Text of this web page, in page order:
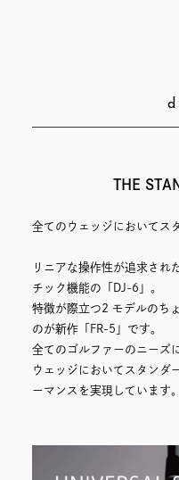
THE
全てのウェッジにおいてス
リニアな操作性が追求され
チック機能の「DJ-6」。
特徴が際立つ2 モデルのち
のが新作「FR-5」です。
全てのゴルファーのニーズ
ウェッジにおいてスタンダ
ーマンスを実現しています。